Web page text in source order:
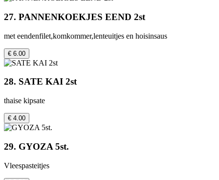
27. PANNENKOEKJES EEND 2st
met eendenfilet,komkommer,lenteuitjes en hoisinsaus
€ 6.00
28. SATE KAI 2st
thaise kipsate
€ 4.00
29. GYOZA 5st.
Vleespasteitjes